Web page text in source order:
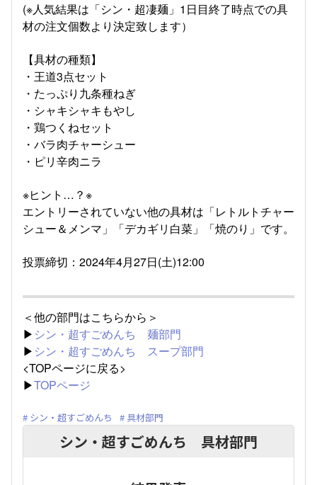
(※人気結果は「シン・超凄麺」1日目終了時点での具
材の注文個数より決定致します）
【具材の種類】
・王道3点セット
・たっぷり九条種ねぎ
・シャキシャキもやし
・鶏つくねセット
・バラ肉チャーシュー
・ピリ辛肉ニラ
※ヒント…？※
エントリーされていない他の具材は「レトルトチャー
シュー＆メンマ」「デカギリ白菜」「焼のり」です。
投票締切：2024年4月27日(土)12:00
＜他の部門はこちらから＞
▶ シン・超すごめんち 麺部門
▶ シン・超すごめんち スープ部門
<TOPページに戻る>
▶TOPページ
シン・超すごめんち 具材部門
シン・超すごめんち 具材部門